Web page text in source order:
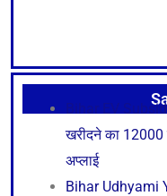
Bihar EV
खरीदने का
अप्लाई
Bihar Udhyami